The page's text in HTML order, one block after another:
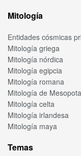
Mitología
Entidades cósmicas
Mitología griega
Mitología nórdica
Mitología egipcia
Mitología romana
Mitología de
Mitología celta
Mitología irlandesa
Mitología maya
Temas